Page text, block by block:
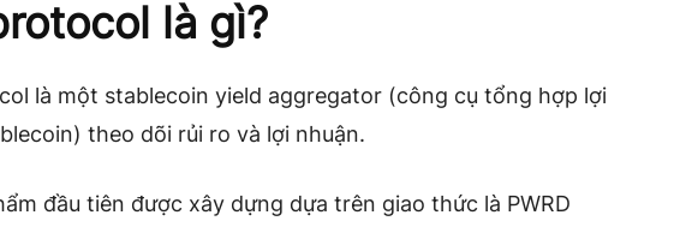
là gì?
là một stablecoin yield aggregator (công cụ tổng hợp lợi
theo dõi rủi ro và lợi nhuận.
đầu tiên được xây dựng dựa trên giao thức là PWRD